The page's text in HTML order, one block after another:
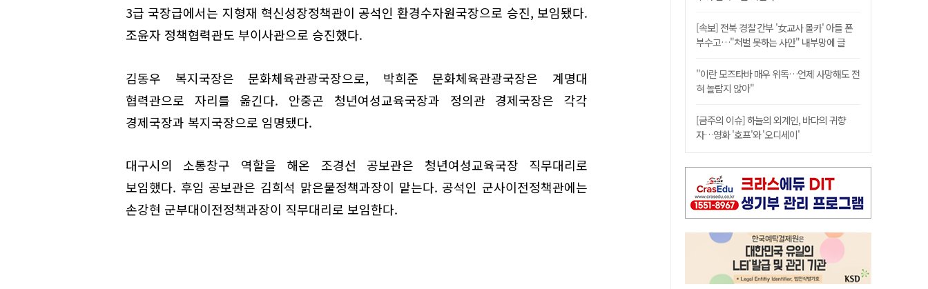
3급 국장급에서는 지형재 혁신성장정책관이 공석인 환경수자원국장으로 승진, 보임됐다.
조윤자 정책협력관도 부이사관으로 승진했다.
김동우 복지국장은 문화체육관광국장으로, 박희준 문화체육관광국장은 계명대
협력관으로 자리를 옮긴다. 안중곤 청년여성교육국장과 정의관 경제국장은 각각
경제국장과 복지국장으로 임명됐다.
대구시의 소통창구 역할을 해온 조경선 공보관은 청년여성교육국장 직무대리로
보임했다. 후임 공보관은 김희석 맑은물정책과장이 맡는다. 공석인 군사이전정책관에는
손강현 군부대이전정책과장이 직무대리로 보임한다.
[속보] 전북 경찰 간부 '女교사 몰카' 아들 폰
부수고…"처벌 못하는 사안" 내부망에 글
"이란 모즈타바 매우 위독…언제 사망해도 전
혀 놀랍지 않아"
[금주의 이슈] 하늘의 외계인, 바다의 귀향
자…영화 '호프'와 '오디세이'